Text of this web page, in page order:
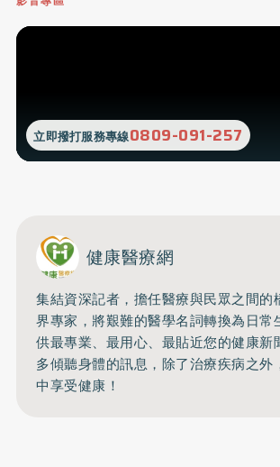
立即撥打服務專線0809-091-257
健康醫療網
集結資深記者，擔任醫療與民眾之間的
界專家，將艱難的醫學名詞轉換為日常
供最專業、最用心、最貼近您的健康新
多傾聽身體的訊息，除了治療疾病之外
中享受健康！